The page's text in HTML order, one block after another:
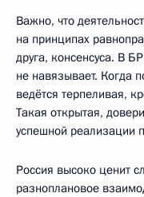
Важно, что
на принципах
друга, консенсуса. В
не навязывает. Когда
ведётся терпеливая,
Такая открытая,
успешной реализации
Россия высоко ценит
разноплановое